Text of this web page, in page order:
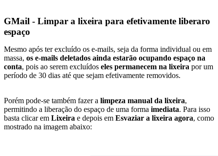
GMail - Limpar a lixeira para efetivamente liberaro
espaço
Mesmo após ter excluído os e-mails, seja da forma individual ou em
massa, os e-mails deletados ainda estarão ocupando espaço na
conta, pois ao serem excluídos eles permanecem na lixeira por um
período de 30 dias até que sejam efetivamente removidos.
Porém pode-se também fazer a limpeza manual da lixeira,
permitindo a liberação do espaço de uma forma imediata. Para isso
basta clicar em Lixeira e depois em Esvaziar a lixeira agora, como
mostrado na imagem abaixo: